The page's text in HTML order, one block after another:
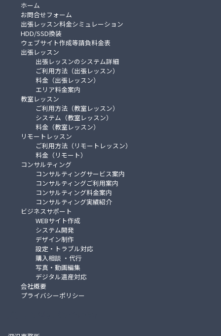
ホーム
お問合せフォーム
出張レッスン料金シミュレーション
HDD/SSD換装
ウェブサイト作成等請負料金表
出張レッスン
出張レッスンのシステム詳細
ご利用方法（出張レッスン）
料金（出張レッスン）
エリア料金案内
教室レッスン
ご利用方法（教室レッスン）
システム（教室レッスン）
料金（教室レッスン）
リモートレッスン
ご利用方法（リモートレッスン）
料金（リモート）
コンサルティング
コンサルティングサービス案内
コンサルティングご利用案内
コンサルティング料金案内
コンサルティング実績紹介
ビジネスサポート
WEBサイト作成
システム開発
デザイン制作
設定・トラブル対応
購入相談 ・代行
写真・動画編集
デジタル遺産対応
会社概要
プライバシーポリシー